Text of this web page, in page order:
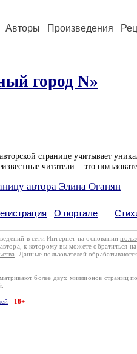
Авторы Произведения
город N»
странице учитывает
читатели – это
автора Элина Оганян
О портале
в сети Интернет на основании
к которому вы можете обратиться
. Данные пользователей
более двух миллионов страниц
18+